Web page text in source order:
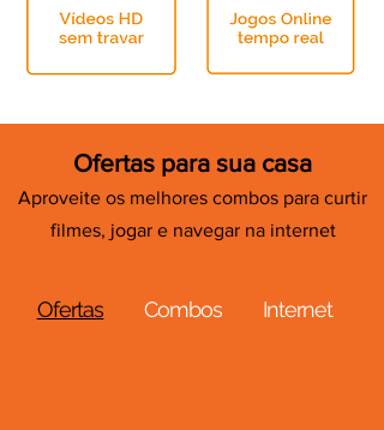
Ofertas para sua casa
Aproveite os melhores combos para curtir
filmes, jogar e navegar na internet
Ofertas Combos Internet